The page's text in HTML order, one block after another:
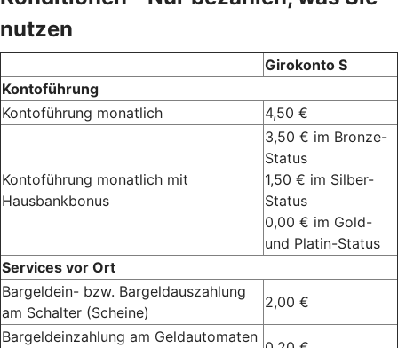
nutzen
Girokonto S
Kontoführung
Kontoführung monatlich
4,50 €
Kontoführung monatlich mit
Hausbankbonus
3,50 € im Bronze-
Status
1,50 € im Silber-
Status
0,00 € im Gold-
und Platin-Status
Services vor Ort
Bargeldein- bzw. Bargeldauszahlung
am Schalter (Scheine)
2,00 €
Bargeldeinzahlung am Geldautomaten